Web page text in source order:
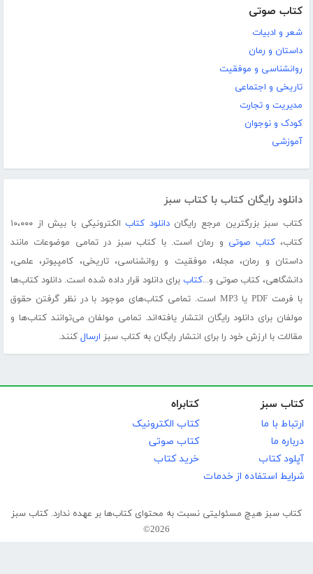
کتاب صوتی
شعر و ادبیات
داستان و رمان
روانشناسی و موفقیت
تاریخی و اجتماعی
مدیریت و تجارت
کودک و نوجوان
آموزشی
دانلود رایگان کتاب با کتاب سبز
کتاب سبز بزرگترین مرجع رایگاندانلود کتاب
الکترونیکی با بیش از ۱۰،۰۰۰
کتاب،کتاب صوتی و رمان است. با کتاب سبز در تمامی موضوعات مانند
داستان و رمان، مجله، موفقیت و روانشناسی، تاریخی، کامپیوتر، علمی،
دانشگاهی، کتاب صوتی و...کتاب برای دانلود قرار داده شده است. دانلود کتاب‌ها
با فرمت PDF یا MP3 است. تمامی کتاب‌های موجود با در نظر گرفتن حقوق
مولفان برای دانلود رایگان انتشار یافته‌اند. تمامی مولفان می‌توانند کتاب‌ها و
مقالات با ارزش خود را برای انتشار رایگان به کتاب سبز ارسال کنند.
کتاب سبز
ارتباط با ما
درباره ما
آپلود کتاب
شرایط استفاده از خدمات
کتابراه
کتاب الکترونیک
کتاب صوتی
خرید کتاب
کتاب سبز هیچ مسئولیتی نسبت به محتوای کتاب‌ها بر عهده ندارد. کتاب سبز
2026©